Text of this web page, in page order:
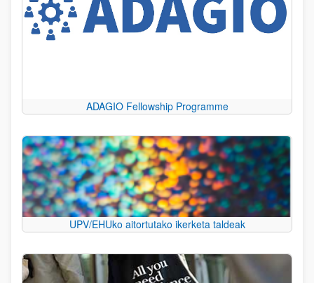
ADAGIO Fellowship Programme
UPV/EHUko aitortutako ikerketa taldeak